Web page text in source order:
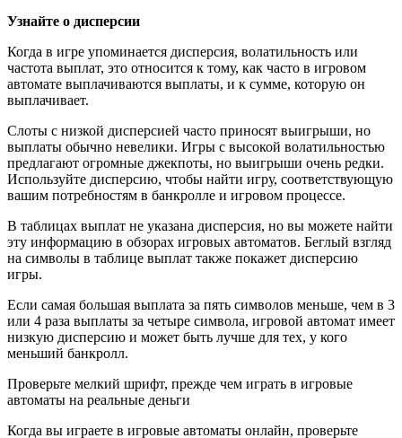
Узнайте о дисперсии
Когда в игре упоминается дисперсия, волатильность или
частота выплат, это относится к тому, как часто в игровом
автомате выплачиваются выплаты, и к сумме, которую он
выплачивает.
Слоты с низкой дисперсией часто приносят выигрыши, но
выплаты обычно невелики. Игры с высокой волатильностью
предлагают огромные джекпоты, но выигрыши очень редки.
Используйте дисперсию, чтобы найти игру, соответствующую
вашим потребностям в банкролле и игровом процессе.
В таблицах выплат не указана дисперсия, но вы можете найти
эту информацию в обзорах игровых автоматов. Беглый взгляд
на символы в таблице выплат также покажет дисперсию
игры.
Если самая большая выплата за пять символов меньше, чем в 3
или 4 раза выплаты за четыре символа, игровой автомат имеет
низкую дисперсию и может быть лучше для тех, у кого
меньший банкролл.
Проверьте мелкий шрифт, прежде чем играть в игровые
автоматы на реальные деньги
Когда вы играете в игровые автоматы онлайн, проверьте